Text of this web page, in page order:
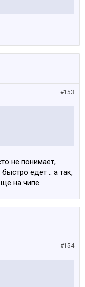
#153
не понимает,
едет .. а так,
на чипе.
#154